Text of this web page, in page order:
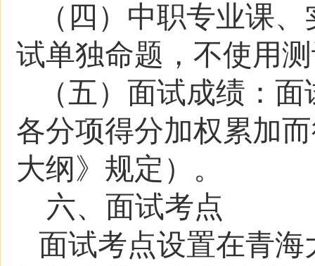
（ 四 ）中职专业课
试单独命题，不使用
（五）面试成绩：
各分项得分加权累加
大纲》规定）。
六、面试考点
面试考点设置在青海